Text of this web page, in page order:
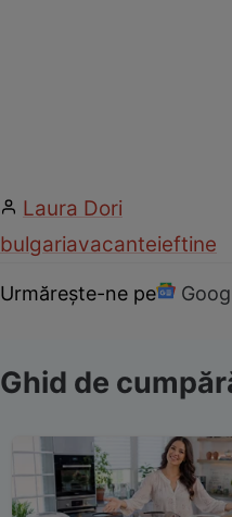
Laura Dori
bulgariavacanteieftine
Urmărește-ne pe
Ghid de